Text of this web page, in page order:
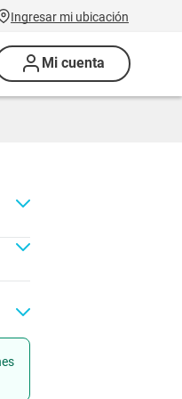
Ingresar mi ubicación
Mi cuenta